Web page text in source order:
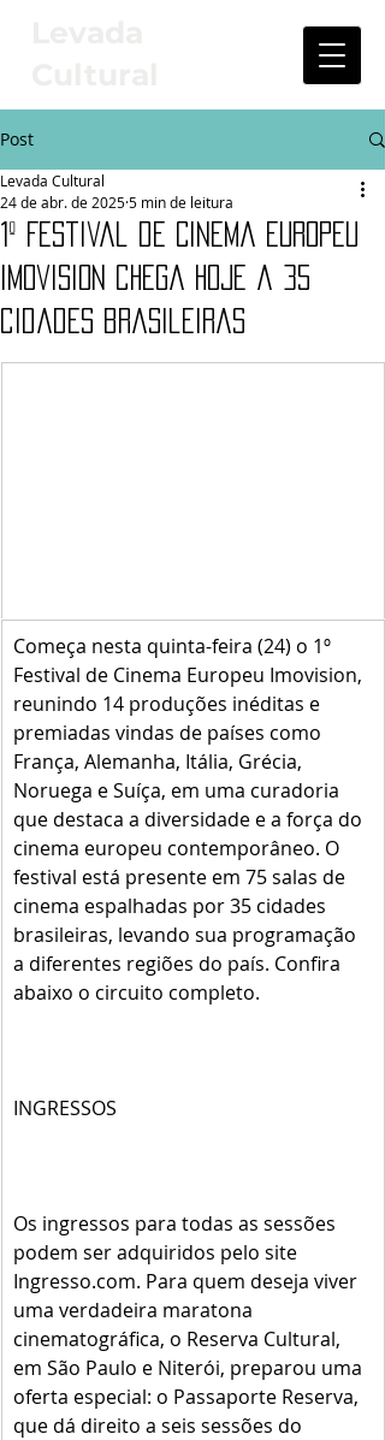
Post
1º Festival de Cinema Europeu
Imovision chega hoje a 35
cidades brasileiras
Levada Cultural
24 de abr. de 20255 min de leitura
Começa nesta quinta-feira (24) o 1º
Festival de Cinema Europeu Imovision,
reunindo 14 produções inéditas e
premiadas vindas de países como
França, Alemanha, Itália, Grécia,
Noruega e Suíça, em uma curadoria
que destaca a diversidade e a força do
cinema europeu contemporâneo. O
festival está presente em 75 salas de
cinema espalhadas por 35 cidades
brasileiras, levando sua programação
a diferentes regiões do país. Confira
abaixo o circuito completo.
INGRESSOS
Os ingressos para todas as sessões
podem ser adquiridos pelo site
Ingresso.com. Para quem deseja viver
uma verdadeira maratona
cinematográfica, o Reserva Cultural,
em São Paulo e Niterói, preparou uma
oferta especial: o Passaporte Reserva,
que dá direito a seis sessões do